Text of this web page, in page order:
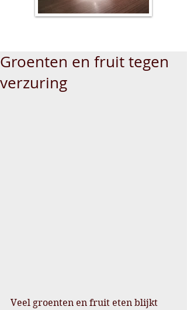
Groenten en fruit tegen
verzuring
Veel groenten en fruit eten blijkt